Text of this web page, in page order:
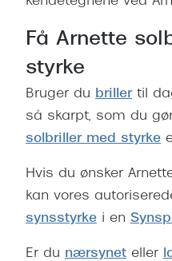
Få Arnette
styrke
Bruger du brillertil
så skarpt, som du
solbriller med styrke
Hvis du ønsker
kan vores
synsstyrke i en
Er du nærsynet eller